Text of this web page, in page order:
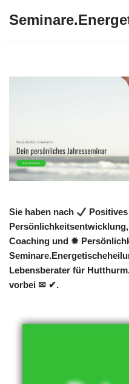
Sie haben nach
Coaching und ✹
Lebensberater für
vorbei ✉ ✔.